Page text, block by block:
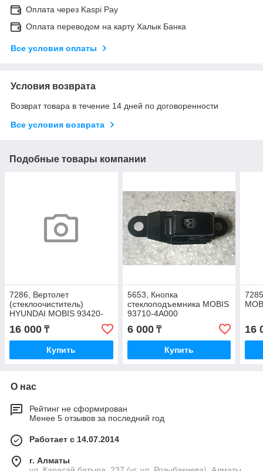
Оплата через Kaspi Pay
Оплата переводом на карту Халык Банка
Все условия оплаты
Условия возврата
Возврат товара в течение 14 дней по договоренности
Все условия возврата
Подобные товары компании
7286, Вертолет
(стеклоочиститель)
HYUNDAI MOBIS 93420-
16 000 ₸
Купить
5653, Кнопка
стеклоподъемника MOBIS
93710-4A000
6 000₸
Купить
16
О нас
Рейтинг не сформирован
Менее 5 отзывов за последний год
Работает с 14.07.2014
г. Алматы